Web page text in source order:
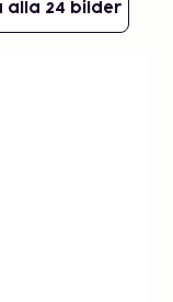
alla 24 bilder